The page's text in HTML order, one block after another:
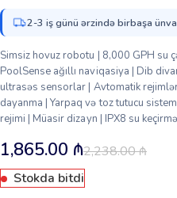
2-3 iş günü ərzində birbaşa
Simsiz hovuz robotu | 8,000 GPH su
PoolSense ağıllı naviqasiya | Dib
ultrasəs sensorlar | Avtomatik
dayanma | Yarpaq və toz tutucu
rejimi | Müasir dizayn | IPX8 su
2,238.00₼
1,865.00 ₼
Stokda bitdi